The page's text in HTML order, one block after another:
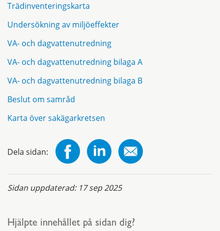
Trädinventeringskarta
Undersökning av miljöeffekter
VA- och dagvattenutredning
VA- och dagvattenutredning bilaga A
VA- och dagvattenutredning bilaga B
Beslut om samråd
Karta över sakägarkretsen
Dela sidan:
Sidan uppdaterad: 17 sep 2025
Hjälpte innehållet på sidan dig?